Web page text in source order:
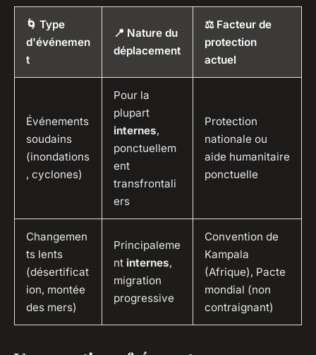
🌀 Type
d'événemen
t
📍 Nature du
déplacement
⚖️ Facteur de
protection
actuel
Événements
soudains
(inondations
, cyclones)
Pour la
plupart
internes,
ponctuellem
ent
transfrontali
ers
Protection
nationale ou
aide humanitaire
ponctuelle
Changemen
ts lents
(désertificat
ion, montée
des mers)
Principaleme
nt internes,
migration
progressive
Convention de
Kampala
(Afrique), Pacte
mondial (non
contraignant)